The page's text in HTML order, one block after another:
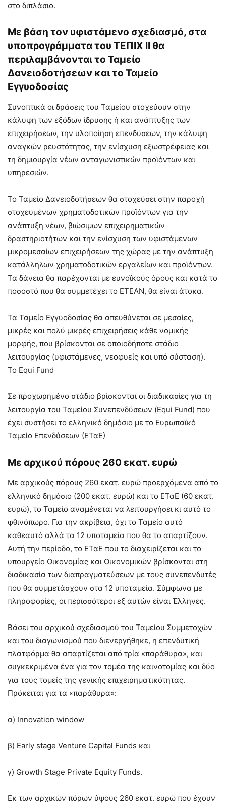
στο διπλάσιο.
Με βάση τον υφιστάμενο σχεδιασμό, στα
υποπρογράμματα του ΤΕΠΙΧ ΙΙ θα
περιλαμβάνονται το Ταμείο
Δανειοδοτήσεων και το Ταμείο
Εγγυοδοσίας
Συνοπτικά οι δράσεις του Ταμείου στοχεύουν στην
κάλυψη των εξόδων ίδρυσης ή και ανάπτυξης των
επιχειρήσεων, την υλοποίηση επενδύσεων, την κάλυψη
αναγκών ρευστότητας, την ενίσχυση εξωστρέφειας και
τη δημιουργία νέων ανταγωνιστικών προϊόντων και
υπηρεσιών.
Το Ταμείο Δανειοδοτήσεων θα στοχεύσει στην παροχή
στοχευμένων χρηματοδοτικών προϊόντων για την
ανάπτυξη νέων, βιώσιμων επιχειρηματικών
δραστηριοτήτων και την ενίσχυση των υφιστάμενων
μικρομεσαίων επιχειρήσεων της χώρας με την ανάπτυξη
κατάλληλων χρηματοδοτικών εργαλείων και προϊόντων.
Τα δάνεια θα παρέχονται με ευνοϊκούς όρους και κατά το
ποσοστό που θα συμμετέχει το ΕΤΕΑΝ, θα είναι άτοκα.
Τα Ταμείο Εγγυοδοσίας θα απευθύνεται σε μεσαίες,
μικρές και πολύ μικρές επιχειρήσεις κάθε νομικής
μορφής, που βρίσκονται σε οποιοδήποτε στάδιο
λειτουργίας (υφιστάμενες, νεοφυείς και υπό σύσταση).
To Equi Fund
Σε προχωρημένο στάδιο βρίσκονται οι διαδικασίες για τη
λειτουργία του Ταμείου Συνεπενδύσεων (Equi Fund) που
έχει συστήσει το ελληνικό δημόσιο με το Ευρωπαϊκό
Ταμείο Επενδύσεων (ΕΤαΕ)
Με αρχικού πόρους 260 εκατ. ευρώ
Με αρχικούς πόρους 260 εκατ. ευρώ προερχόμενα από το
ελληνικό δημόσιο (200 εκατ. ευρώ) και το ΕΤαΕ (60 εκατ.
ευρώ), το Ταμείο αναμένεται να λειτουργήσει κι αυτό το
φθινόπωρο. Για την ακρίβεια, όχι το Ταμείο αυτό
καθεαυτό αλλά τα 12 υποταμεία που θα το απαρτίζουν.
Αυτή την περίοδο, το ΕΤαΕ που το διαχειρίζεται και το
υπουργείο Οικονομίας και Οικονομικών βρίσκονται στη
διαδικασία των διαπραγματεύσεων με τους συνεπενδυτές
που θα συμμετάσχουν στα 12 υποταμεία. Σύμφωνα με
πληροφορίες, οι περισσότεροι εξ αυτών είναι Έλληνες.
Βάσει του αρχικού σχεδιασμού του Ταμείου Συμμετοχών
και του διαγωνισμού που διενεργήθηκε, η επενδυτική
πλατφόρμα θα απαρτίζεται από τρία «παράθυρα», και
συγκεκριμένα ένα για τον τομέα της καινοτομίας και δύο
για τους τομείς της γενικής επιχειρηματικότητας.
Πρόκειται για τα «παράθυρα»:
α) Innovation window
β) Early stage Venture Capital Funds και
γ) Growth Stage Private Equity Funds.
Εκ των αρχικών πόρων ύψους 260 εκατ. ευρώ που έχουν